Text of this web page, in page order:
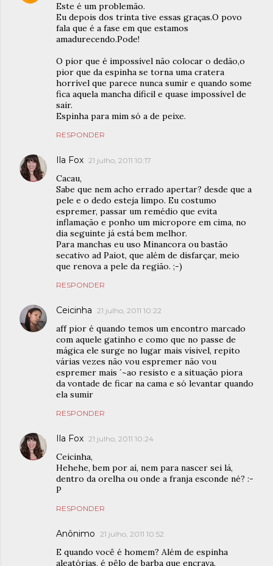
Este é um problemão.
Eu depois dos trinta tive essas graças.O povo
fala que é a fase em que estamos
amadurecendo.Pode!
O pior que é impossível não colocar o dedão,o
pior que da espinha se torna uma cratera
horrível que parece nunca sumir e quando some
fica aquela mancha díficil e quase impossível de
sair.
Espinha para mim só a de peixe.
RESPONDER
Ila Fox 21 julho, 2011 10:17
Cacau,
Sabe que nem acho errado apertar? desde que a
pele e o dedo esteja limpo. Eu costumo
espremer, passar um remédio que evita
inflamação e ponho um micropore em cima, no
dia seguinte já está bem melhor.
Para manchas eu uso Minancora ou bastão
secativo ad Paiot, que além de disfarçar, meio
que renova a pele da região. ;-)
RESPONDER
Ceicinha 21 julho, 2011 10:22
aff pior é quando temos um encontro marcado
com aquele gatinho e como que no passe de
mágica ele surge no lugar mais vísivel, repito
várias vezes não vou espremer não vou
espremer mais ´~ao resisto e a situação piora
da vontade de ficar na cama e só levantar quando
ela sumir
RESPONDER
Ila Fox 21 julho, 2011 10:24
Ceicinha,
Hehehe, bem por aí, nem para nascer sei lá,
dentro da orelha ou onde a franja esconde né? :-
P
RESPONDER
Anônimo 21 julho, 2011 10:52
E quando você é homem? Além de espinha
aleatórias, é pêlo de barba que encrava.